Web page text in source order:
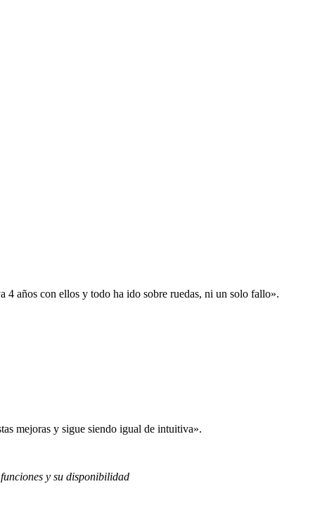
años con ellos y todo ha ido sobre ruedas, ni un solo fallo».
mejoras y sigue siendo igual de intuitiva».
y su disponibilidad